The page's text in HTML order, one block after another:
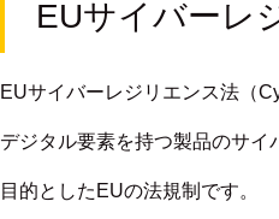
EUサイバーレ
EUサイバーレジリエンス法（
デジタル要素を持つ製品のサ
目的としたEUの法規制です。